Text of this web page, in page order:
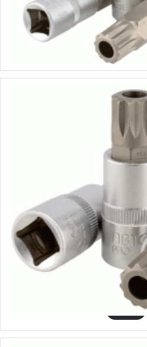
no 2.20€ līdz
Izvēlēties
39057
Muciņa ar uzgali Spline
1.62€